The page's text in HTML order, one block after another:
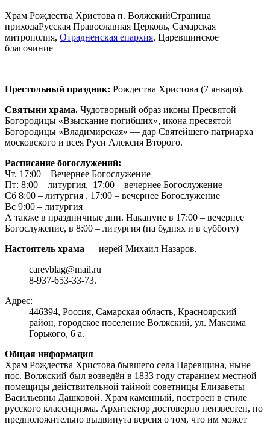
Храм Рождества Христова п. ВолжскийСтраница
приходаРусская Православная Церковь, Самарская
митрополия, Отрадненская епархия, Царевщинское
благочиние
Престольный праздник: Рождества Христова (7 января).
Святыни храма. Чудотворный образ иконы Пресвятой
Богородицы «Взыскание погибших», икона пресвятой
Богородицы «Владимирская» — дар Святейшего патриарха
московского и всея Руси Алексия Второго.
Расписание богослужений:
Чт. 17:00 – Вечернее Богослужение
Пт: 8:00 – литургия, 17:00 – вечернее Богослужение
Сб 8:00 – литургия , 17:00 – вечернее Богослужение
Вс 9:00 – литургия
А также в праздничные дни. Накануне в 17:00 – вечернее
Богослужение, в 8:00 – литургия (на буднях и в субботу)
Настоятель храма — иерей Михаил Назаров.
carevblag@mail.ru
8-937-653-33-73.
Адрес:
446394, Россия, Самарская область, Красноярский
район, городское поселение Волжский, ул. Максима
Горького, 6 а.
Общая информация
Храм Рождества Христова бывшего села Царевщина, ныне
пос. Волжский был возведён в 1833 году старанием местной
помещицы действительной тайной советницы Елизаветы
Васильевны Дашковой. Храм каменный, построен в стиле
русского классицизма. Архитектор достоверно неизвестен, но
предположительно выдвинута версия о том, что им может